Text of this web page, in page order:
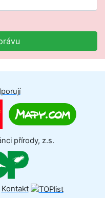
přírody, z.s.
Kontakt